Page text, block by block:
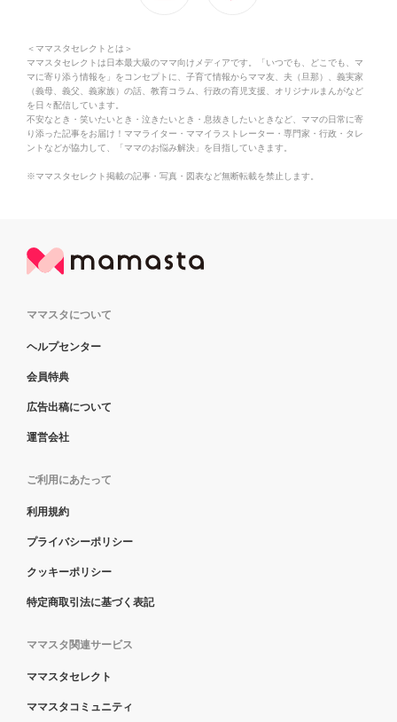
＜ママスタセレクトとは＞
ママスタセレクトは日本最大級のママ向けメディアです。「いつでも、どこでも、マ
マに寄り添う情報を」をコンセプトに、子育て情報からママ友、夫（旦那）、義実家
（義母、義父、義家族）の話、教育コラム、行政の育児支援、オリジナルまんがなど
を日々配信しています。
不安なとき・笑いたいとき・泣きたいとき・息抜きしたいときなど、ママの日常に寄
り添った記事をお届け！ママライター・ママイラストレーター・専門家・行政・タレ
ントなどが協力して、「ママのお悩み解決」を目指していきます。
※ママスタセレクト掲載の記事・写真・図表など無断転載を禁止します。
ママスタについて
ヘルプセンター
会員特典
広告出稿について
運営会社
ご利用にあたって
利用規約
プライバシーポリシー
クッキーポリシー
特定商取引法に基づく表記
ママスタ関連サービス
ママスタセレクト
ママスタコミュニティ